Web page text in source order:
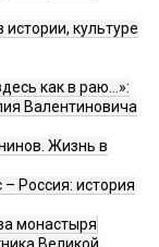
культуре
как в раю…»:
Валентиновича
Жизнь в
Россия: история
монастыря